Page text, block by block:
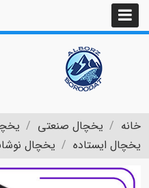
خانه یخچال صنعتی
یخچال ایستاده
یخچال